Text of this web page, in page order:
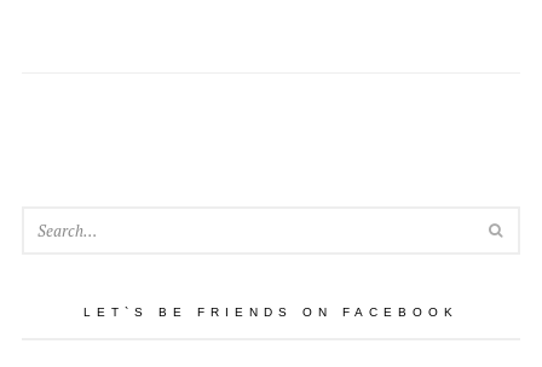
LET`S BE FRIENDS ON FACEBOOK